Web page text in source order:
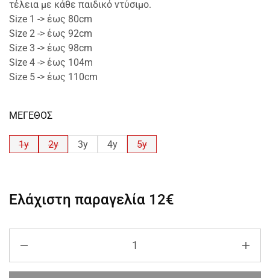
τέλεια με κάθε παιδικό ντύσιμο.
Size 1 -> έως 80cm
Size 2 -> έως 92cm
Size 3 -> έως 98cm
Size 4 -> έως 104m
Size 5 -> έως 110cm
ΜΕΓΕΘΟΣ
1y 2y 3y 4y 5y
Ελάχιστη παραγελία 12€